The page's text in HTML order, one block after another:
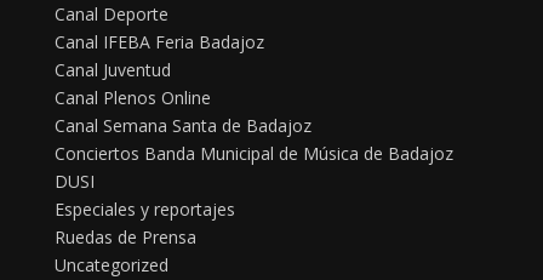
Canal Deporte
Canal IFEBA Feria Badajoz
Canal Juventud
Canal Plenos Online
Canal Semana Santa de Badajoz
Conciertos Banda Municipal de Música de Badajoz
DUSI
Especiales y reportajes
Ruedas de Prensa
Uncategorized